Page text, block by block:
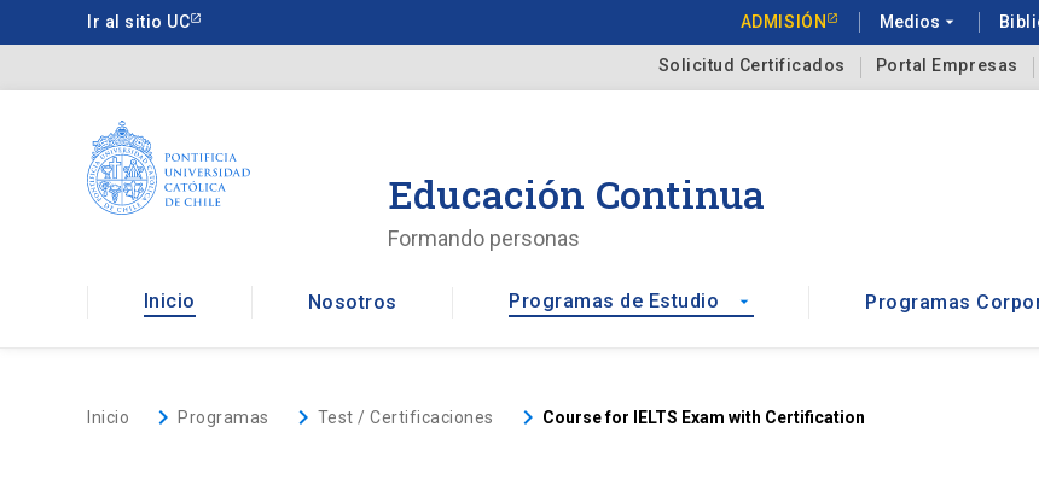
a
Ir al sitio UC ADMISIÓN Medios arrow_drop_down
Solicitud Certificados Portal Empresas
Educación Continua
Formando personas
Inicio Nosotros Programas de Estudio arrow_drop_down Programas
Inicio keyboard_arrow_rightProgramas keyboard_arrow_right Test / Certificaciones keyboard_arrow_right Course for IELTS Exam with Certification